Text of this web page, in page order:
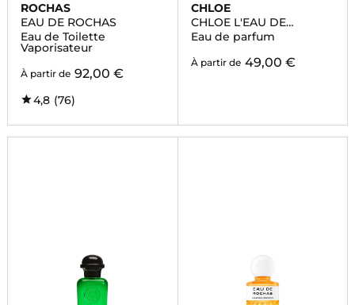
ROCHAS
EAU DE ROCHAS
Eau de Toilette
Vaporisateur
À partir de 92,00 €
4,8 (76)
CHLOE
CHLOE L'EAU DE
PARFUM LUMINEUSE
Eau de parfum
À partir de 49,00 €